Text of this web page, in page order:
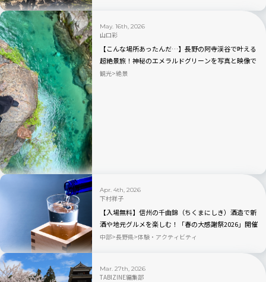
May. 16th, 2026
山口彩
【こんな場所あったんだ…】長野の阿寺渓谷で叶える
超絶景旅！神秘のエメラルドグリーンを写真と映像で
綴る
観光 絶景
Apr. 4th, 2026
下村祥子
【入場無料】信州の千曲錦（ちくまにしき）酒造で新
酒や地元グルメを楽しむ！「春の大感謝祭2026」開催
｜長野県
中部 長野県 体験・アクティビティ
Mar. 27th, 2026
TABIZINE編集部